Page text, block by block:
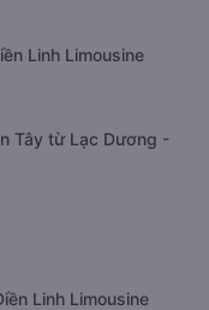
Linh Limousine
Tây từ Lạc Dương -
Linh Limousine